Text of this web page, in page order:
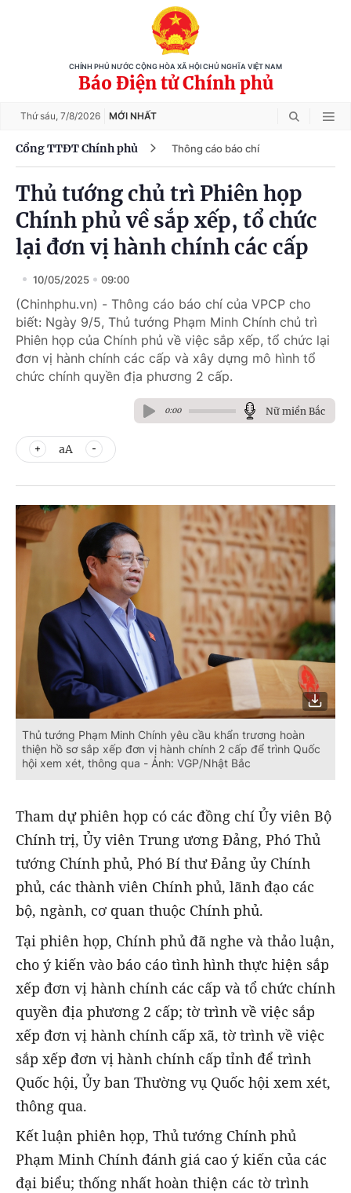
CHÍNH PHỦ NƯỚC CỘNG HÒA XÃ HỘI CHỦ NGHĨA VIỆT NAM
Báo Điện tử Chính phủ
Thứ sáu, 7/8/2026 MỚI NHẤT
Cổng TTĐT Chính phủ Thông cáo báo chí
Thủ tướng chủ trì Phiên họp
Chính phủ về sắp xếp, tổ chức
lại đơn vị hành chính các cấp
10/05/2025 09:00
(Chinhphu.vn) - Thông cáo báo chí của VPCP cho
biết: Ngày 9/5, Thủ tướng Phạm Minh Chính chủ trì
Phiên họp của Chính phủ về việc sắp xếp, tổ chức lại
đơn vị hành chính các cấp và xây dựng mô hình tổ
chức chính quyền địa phương 2 cấp.
0:00 Nữ miền Bắc
aA
Thủ tướng Phạm Minh Chính yêu cầu khẩn trương hoàn
thiện hồ sơ sắp xếp đơn vị hành chính 2 cấp để trình Quốc
hội xem xét, thông qua - Ảnh: VGP/Nhật Bắc
Tham dự phiên họp có các đồng chí Ủy viên Bộ
Chính trị, Ủy viên Trung ương Đảng, Phó Thủ
tướng Chính phủ, Phó Bí thư Đảng ủy Chính
phủ, các thành viên Chính phủ, lãnh đạo các
bộ, ngành, cơ quan thuộc Chính phủ.
Tại phiên họp, Chính phủ đã nghe và thảo luận,
cho ý kiến vào báo cáo tình hình thực hiện sắp
xếp đơn vị hành chính các cấp và tổ chức chính
quyền địa phương 2 cấp; tờ trình về việc sắp
xếp đơn vị hành chính cấp xã, tờ trình về việc
sắp xếp đơn vị hành chính cấp tỉnh để trình
Quốc hội, Ủy ban Thường vụ Quốc hội xem xét,
thông qua.
Kết luận phiên họp, Thủ tướng Chính phủ
Phạm Minh Chính đánh giá cao ý kiến của các
đại biểu; thống nhất hoàn thiện các tờ trình